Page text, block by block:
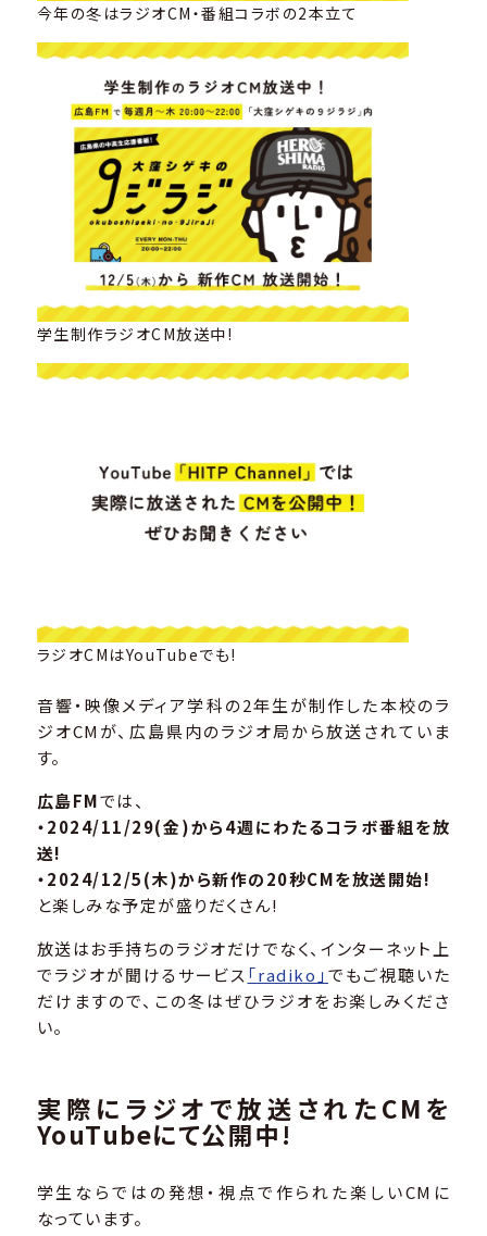
今年の冬はラジオCM・番組コラボの2本立て
学生制作ラジオCM放送中!
ラジオCMはYouTubeでも!
音響・映像メディア学科の2年生が制作した本校のラ
ジオCMが、広島県内のラジオ局から放送されていま
す。
広島FMでは、
・2024/11/29(金)から4週にわたるコラボ番組を放
送!
・2024/12/5(木)から新作の20秒CMを放送開始!
と楽しみな予定が盛りだくさん!
放送はお手持ちのラジオだけでなく、インターネット上
でラジオが聞けるサービス 「radiko」でもご視聴いた
だけますので、この冬はぜひラジオをお楽しみくださ
い。
実際にラジオで放送されたCMを
YouTubeにて公開中!
学生ならではの発想・視点で作られた楽しいCMに
なっています。